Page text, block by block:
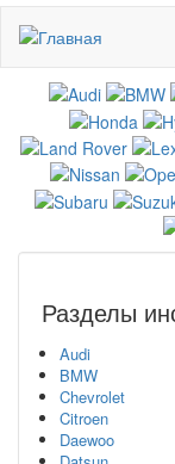
основному
содержанию
Разделы
Audi
BMW
Chevrolet
Citroen
Daewoo